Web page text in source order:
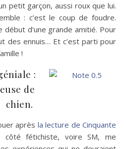
petit garçon, aussi roux que lui.
: c’est le coup de foudre.
début d’une grande amitié. Pour
des ennuis… Et c’est parti pour
!
:
de
chien.
après la lecture de Cinquante
côté fétichiste, voire SM, me